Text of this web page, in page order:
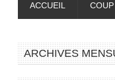
ACCUEIL COUP
ARCHIVES